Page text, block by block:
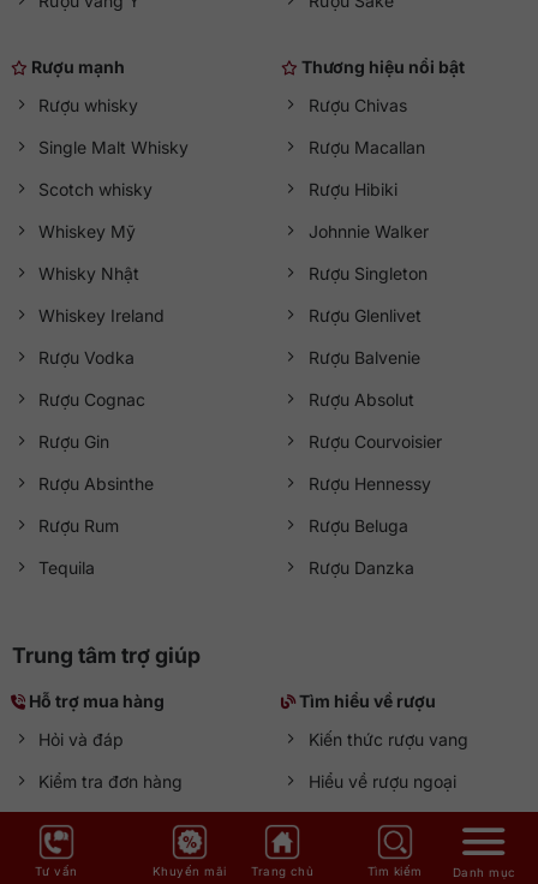
Rượu mạnh
Rượu whisky
Single Malt Whisky
Scotch whisky
Whiskey Mỹ
Whisky Nhật
Whiskey Ireland
Rượu Vodka
Rượu Cognac
Rượu Gin
Rượu Absinthe
Rượu Rum
Tequila
Thương hiệu nổi bật
Rượu Chivas
Rượu Macallan
Rượu Hibiki
Johnnie Walker
Rượu Singleton
Rượu Glenlivet
Rượu Balvenie
Rượu Absolut
Rượu Courvoisier
Rượu Hennessy
Rượu Beluga
Rượu Danzka
Trung tâm trợ giúp
Hỗ trợ mua hàng
Hỏi và đáp
Kiểm tra đơn hàng
Chính sách giao nhận
Quy định đổi trả
Tìm hiểu về rượu
Kiến thức rượu vang
Hiểu về rượu ngoại
Rượu Việt Nam
Pha chế Cocktail
Tư vấn Khuyến mãi Trang chủ Tìm kiếm Danh mục